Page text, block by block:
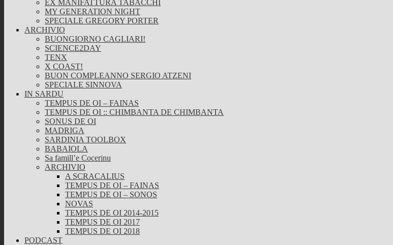
EX MANIFATTURA TABACCHI
MY GENERATION NIGHT
SPECIALE GREGORY PORTER
ARCHIVIO
BUONGIORNO CAGLIARI!
SCIENCE2DAY
TENX
X COAST!
BUON COMPLEANNO SERGIO ATZENI
SPECIALE SINNOVA
IN SARDU
TEMPUS DE OI – FAINAS
TEMPUS DE OI :: CHIMBANTA DE CHIMBANTA
SONUS DE OI
MADRIGA
SARDINIA TOOLBOX
BABAIOLA
Sa famill’e Cocerinu
ARCHIVIO
A SCRACALIUS
TEMPUS DE OI – FAINAS
TEMPUS DE OI – SONOS
NOVAS
TEMPUS DE OI 2014-2015
TEMPUS DE OI 2017
TEMPUS DE OI 2018
PODCAST